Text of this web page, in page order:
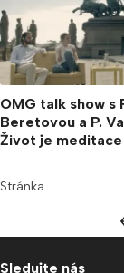
OMG talk show s
Beretovou a P.
Život je meditace
Stránka
Sledujte nás